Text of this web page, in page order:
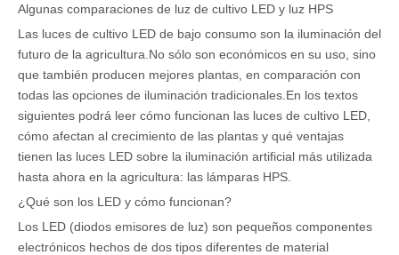
Algunas comparaciones de luz de cultivo LED y luz HPS
Las luces de cultivo LED de bajo consumo son la iluminación del
futuro de la agricultura.No sólo son económicos en su uso, sino
que también producen mejores plantas, en comparación con
todas las opciones de iluminación tradicionales.En los textos
siguientes podrá leer cómo funcionan las luces de cultivo LED,
cómo afectan al crecimiento de las plantas y qué ventajas
tienen las luces LED sobre la iluminación artificial más utilizada
hasta ahora en la agricultura: las lámparas HPS.
¿Qué son los LED y cómo funcionan?
Los LED (diodos emisores de luz) son pequeños componentes
electrónicos hechos de dos tipos diferentes de material